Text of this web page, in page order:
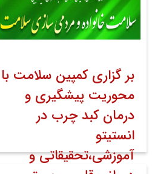
بر گزاری کمپین سلامت با
محوریت پیشگیری و
درمان کبد چرب در
انستیتو
آموزشی،تحقیقاتی و